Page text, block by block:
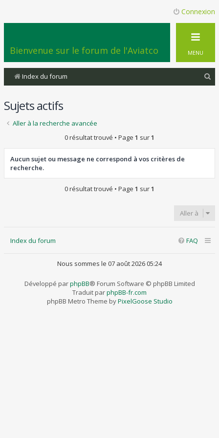
Connexion
Bienvenue sur le forum de l'Aviatco MENU
Index du forum
Sujets actifs
Aller à la recherche avancée
0 résultat trouvé • Page 1 sur1
Aucun sujet ou message ne correspond à vos critères de
recherche.
0 résultat trouvé • Page 1 sur1
Aller à
Index du forum FAQ
Nous sommes le 07 août 2026 05:24
Développé parphpBB® Forum Software © phpBB Limited
Traduit parphpBB-fr.com
phpBB Metro Theme byPixelGoose Studio